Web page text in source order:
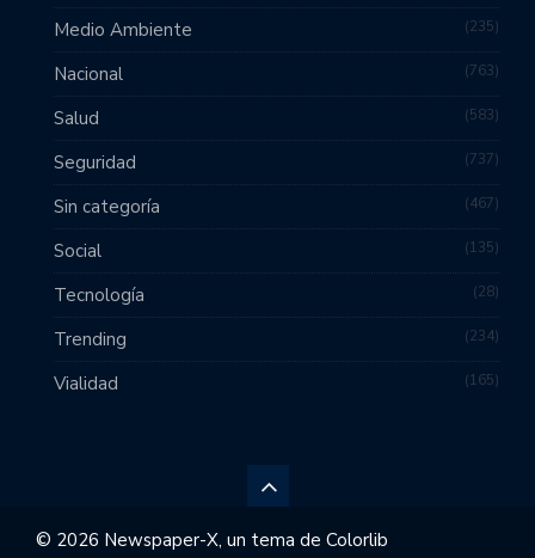
Medio Ambiente 235
Nacional 763
Salud 583
Seguridad 737
Sin categoría 467
Social 135
Tecnología 28
Trending 234
Vialidad 165
© 2026 Newspaper-X, un tema de Colorlib